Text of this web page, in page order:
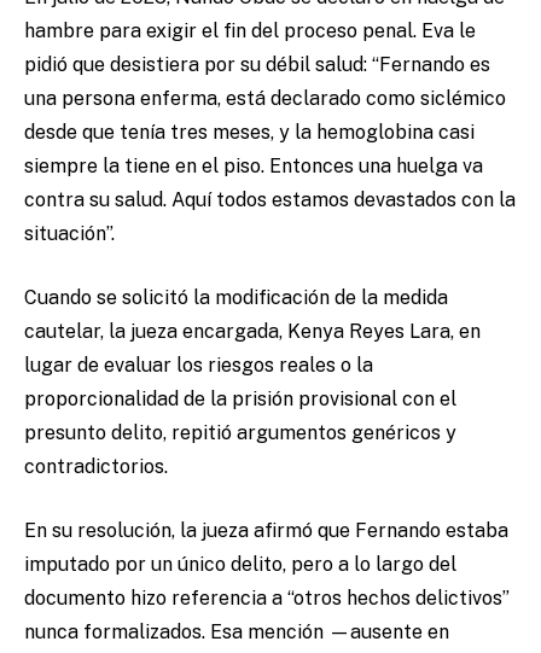
hambre para exigir el fin del proceso penal. Eva le
pidió que desistiera por su débil salud: “Fernando es
una persona enferma, está declarado como siclémico
desde que tenía tres meses, y la hemoglobina casi
siempre la tiene en el piso. Entonces una huelga va
contra su salud. Aquí todos estamos devastados con la
situación”.
Cuando se solicitó la modificación de la medida
cautelar, la jueza encargada, Kenya Reyes Lara, en
lugar de evaluar los riesgos reales o la
proporcionalidad de la prisión provisional con el
presunto delito, repitió argumentos genéricos y
contradictorios.
En su resolución, la jueza afirmó que Fernando estaba
imputado por un único delito, pero a lo largo del
documento hizo referencia a “otros hechos delictivos”
nunca formalizados. Esa mención —ausente en